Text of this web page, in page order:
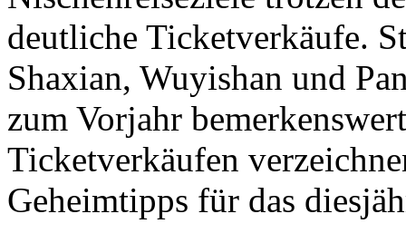
deutliche Ticketverkäufe.
Shaxian, Wuyishan und
zum Vorjahr
Ticketverkäufen
Geheimtipps für das